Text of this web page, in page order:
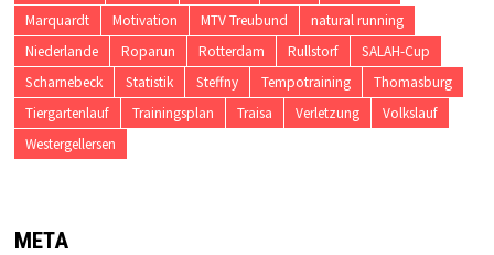
Marquardt
Motivation MTV Treubund
natural running
Niederlande
Roparun Rotterdam Rullstorf
SALAH-Cup
Scharnebeck
Statistik Steffny Tempotraining
Thomasburg
Tiergartenlauf
Trainingsplan Traisa Verletzung
Volkslauf
Westergellersen
META